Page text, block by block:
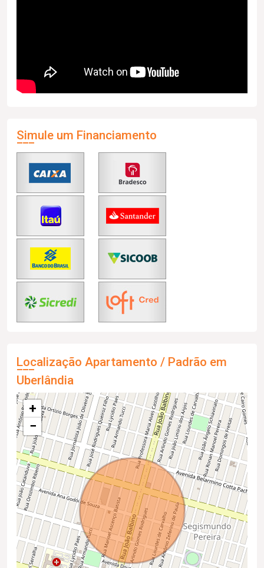
Simule um Financiamento
Localização Apartamento / Padrão em
Uberlândia
+
−